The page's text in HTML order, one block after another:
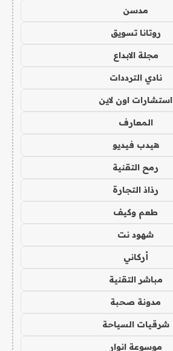
مدسن
روتانا تسويق
مجلة الابداع
نادي الترددات
استشارات اون لاين
المعارف
هيدب فيديو
رمح التقنية
رذاذ التجارة
طعم وكيف
شهود نت
أركاني
مباشر التقنية
مدونة صحبة
شرقيات السياحة
موسوعة انوار